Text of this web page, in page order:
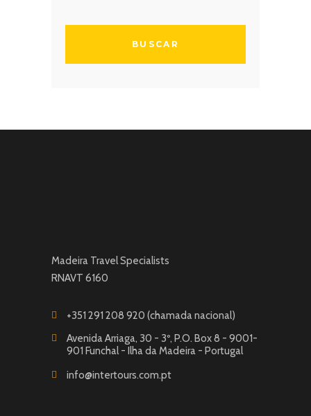
Madeira Travel Specialists
RNAVT 6160
+351 291 208 920 (chamada nacional)
Avenida Arriaga, 30 - 3º, P.O. Box 8 - 9001-
901 Funchal - Ilha da Madeira - Portugal
info@intertours.com.pt